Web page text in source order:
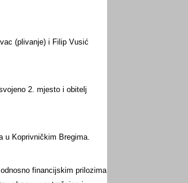
(plivanje) i Filip Vusić
2. mjesto i obitelj
u Koprivničkim Bregima.
financijskim prilozima